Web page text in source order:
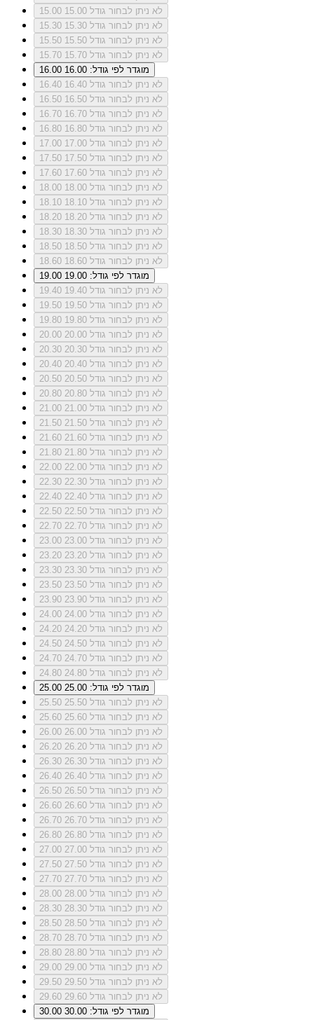
15.00
לא ניתן לבחור גודל 15.00
15.30
לא ניתן לבחור גודל 15.30
15.50
לא ניתן לבחור גודל 15.50
15.70
לא ניתן לבחור גודל 15.70
16.00
מוגדר לפי גודל: 16.00
16.40
לא ניתן לבחור גודל 16.40
16.50
לא ניתן לבחור גודל 16.50
16.70
לא ניתן לבחור גודל 16.70
16.80
לא ניתן לבחור גודל 16.80
17.00
לא ניתן לבחור גודל 17.00
17.50
לא ניתן לבחור גודל 17.50
17.60
לא ניתן לבחור גודל 17.60
18.00
לא ניתן לבחור גודל 18.00
18.10
לא ניתן לבחור גודל 18.10
18.20
לא ניתן לבחור גודל 18.20
18.30
לא ניתן לבחור גודל 18.30
18.50
לא ניתן לבחור גודל 18.50
18.60
לא ניתן לבחור גודל 18.60
19.00
מוגדר לפי גודל: 19.00
19.40
לא ניתן לבחור גודל 19.40
19.50
לא ניתן לבחור גודל 19.50
19.80
לא ניתן לבחור גודל 19.80
20.00
לא ניתן לבחור גודל 20.00
20.30
לא ניתן לבחור גודל 20.30
20.40
לא ניתן לבחור גודל 20.40
20.50
לא ניתן לבחור גודל 20.50
20.80
לא ניתן לבחור גודל 20.80
21.00
לא ניתן לבחור גודל 21.00
21.50
לא ניתן לבחור גודל 21.50
21.60
לא ניתן לבחור גודל 21.60
21.80
לא ניתן לבחור גודל 21.80
22.00
לא ניתן לבחור גודל 22.00
22.30
לא ניתן לבחור גודל 22.30
22.40
לא ניתן לבחור גודל 22.40
22.50
לא ניתן לבחור גודל 22.50
22.70
לא ניתן לבחור גודל 22.70
23.00
לא ניתן לבחור גודל 23.00
23.20
לא ניתן לבחור גודל 23.20
23.30
לא ניתן לבחור גודל 23.30
23.50
לא ניתן לבחור גודל 23.50
23.90
לא ניתן לבחור גודל 23.90
24.00
לא ניתן לבחור גודל 24.00
24.20
לא ניתן לבחור גודל 24.20
24.50
לא ניתן לבחור גודל 24.50
24.70
לא ניתן לבחור גודל 24.70
24.80
לא ניתן לבחור גודל 24.80
25.00
מוגדר לפי גודל: 25.00
25.50
לא ניתן לבחור גודל 25.50
25.60
לא ניתן לבחור גודל 25.60
26.00
לא ניתן לבחור גודל 26.00
26.20
לא ניתן לבחור גודל 26.20
26.30
לא ניתן לבחור גודל 26.30
26.40
לא ניתן לבחור גודל 26.40
26.50
לא ניתן לבחור גודל 26.50
26.60
לא ניתן לבחור גודל 26.60
26.70
לא ניתן לבחור גודל 26.70
26.80
לא ניתן לבחור גודל 26.80
27.00
לא ניתן לבחור גודל 27.00
27.50
לא ניתן לבחור גודל 27.50
27.70
לא ניתן לבחור גודל 27.70
28.00
לא ניתן לבחור גודל 28.00
28.30
לא ניתן לבחור גודל 28.30
28.50
לא ניתן לבחור גודל 28.50
28.70
לא ניתן לבחור גודל 28.70
28.80
לא ניתן לבחור גודל 28.80
29.00
לא ניתן לבחור גודל 29.00
29.50
לא ניתן לבחור גודל 29.50
29.60
לא ניתן לבחור גודל 29.60
30.00
מוגדר לפי גודל: 30.00